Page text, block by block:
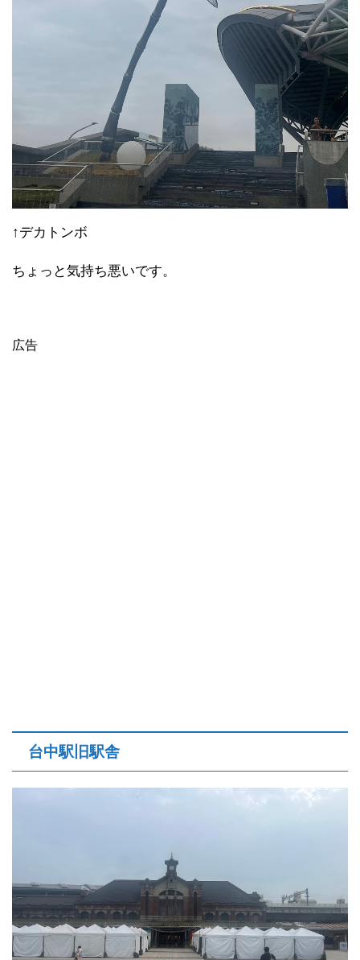
↑デカトンボ
ちょっと気持ち悪いです。
広告
台中駅旧駅舎